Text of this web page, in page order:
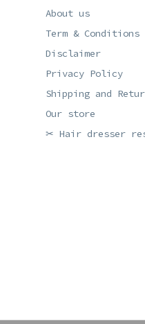
About us
Term & Conditions
Disclaimer
Privacy Policy
Shipping and
Our store
✂ Hair dresser